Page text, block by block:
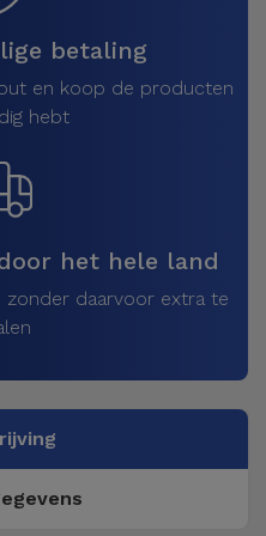
betaling
en koop de producten
hebt
het hele land
daarvoor extra te